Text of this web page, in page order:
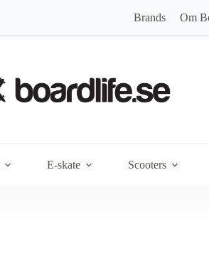
Brands Om
E-skate Scooters